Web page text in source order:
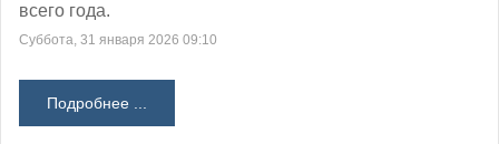
всего года.
Суббота, 31 января 2026 09:10
Подробнее ...